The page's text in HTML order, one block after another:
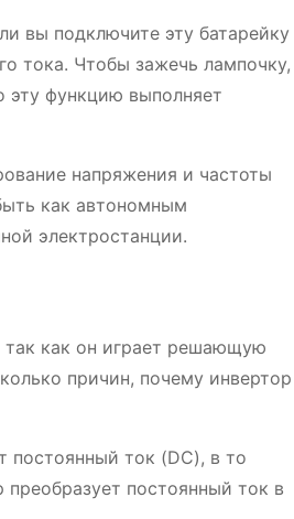
вы подключите эту батарейку
тока. Чтобы зажечь лампочку,
эту функцию выполняет
напряжения и частоты
как автономным
электростанции.
как он играет решающую
причин, почему инвертор
постоянный ток (DC), в то
постоянный ток в